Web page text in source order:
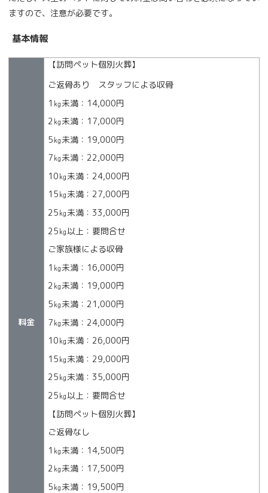
ますので、注意が必要です。
基本情報
料金
【訪問ペット個別火葬】
ご返骨あり スタッフによる収骨
1㎏未満：14,000円
2㎏未満：17,000円
5㎏未満：19,000円
7㎏未満：22,000円
10㎏未満：24,000円
15㎏未満：27,000円
25㎏未満：33,000円
25㎏以上：要問合せ
ご家族様による収骨
1㎏未満：16,000円
2㎏未満：19,000円
5㎏未満：21,000円
7㎏未満：24,000円
10㎏未満：26,000円
15㎏未満：29,000円
25㎏未満：35,000円
25㎏以上：要問合せ
【訪問ペット個別火葬】
ご返骨なし
1㎏未満：14,500円
2㎏未満：17,500円
5㎏未満：19,500円